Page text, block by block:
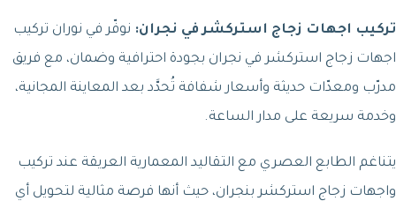
تركيب اجهات زجاج استركشر في نجران: نوفّر في نوران تركيب
اجهات زجاج استركشر في نجران بجودة احترافية وضمان، مع فريق
مدرّب ومعدّات حديثة وأسعار شفافة تُحدَّد بعد المعاينة المجانية،
وخدمة سريعة على مدار الساعة.
يتناغم الطابع العصري مع التقاليد المعمارية العريقة عند تركيب
واجهات زجاج استركشر بنجران، حيث أنها فرصة مثالية لتحويل أي